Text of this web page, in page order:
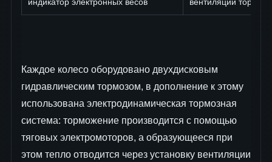
Каждое колесо оборудовано двухдисковым
гидравлическим тормозом, в дополнение к этому
использована электродинамическая тормозная
система: торможение производится с помощью
тяговых электромоторов, а образующееся при
этом тепло отводится через установку вентиляции